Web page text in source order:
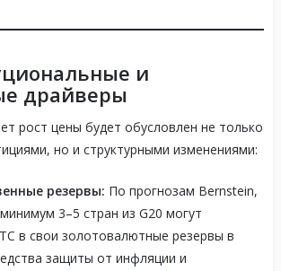
и
драйверы
рост цены будет обусловлен не только
но и структурными изменениями:
резервы: По прогнозам Bernstein,
3–5 стран из G20 могут
в свои золотовалютные резервы в
защиты от инфляции и